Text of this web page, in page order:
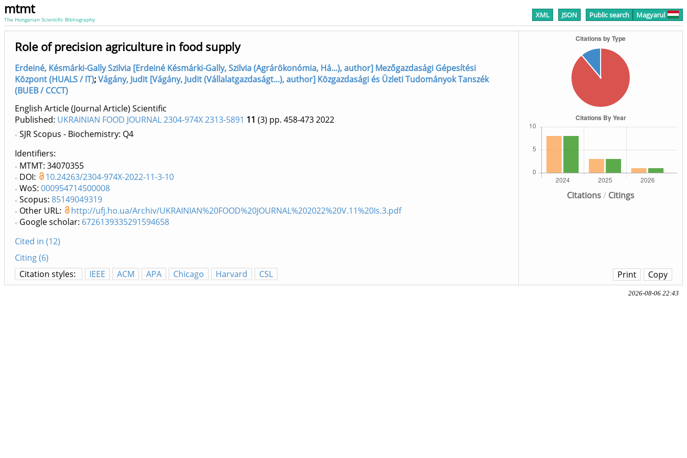
mtmt
The Hungarian Scientific Bibliography XML JSON Public search Magyarul
Citations/ Citings
Role of precision agriculture in food supply
Erdeiné, Késmárki-Gally Szilvia [Erdeiné Késmárki-Gally, Szilvia (Agrárökonómia, Há...), author] Mezőgazdasági Gépesítési
Központ (HUALS / IT);Vágány, Judit [Vágány, Judit (Vállalatgazdaságt...), author] Közgazdasági és Üzleti Tudományok Tanszék
(BUEB / CCCT)
English Article (Journal Article) Scientific
Published: UKRAINIAN FOOD JOURNAL 2304-974X 2313-5891 11 (3) pp. 458-4732022
SJR Scopus - Biochemistry: Q4
Identifiers
MTMT: 34070355
DOI:
10.24263/2304-974X-2022-11-3-10
WoS: 000954714500008
Scopus: 85149049319
Other URL:
http://ufj.ho.ua/Archiv/UKRAINIAN%20FOOD%20JOURNAL%202022%20V.11%20Is.3.pdf
Google scholar: 6726139335291594658
Cited in (12)
Citing (6)
Citation styles:
IEEE ACM APA Chicago Harvard CSL Copy
Print
2026-08-06 22:43